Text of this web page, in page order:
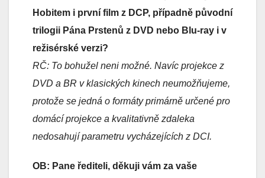
Hobitem i první film z DCP, případně původní
trilogii Pána Prstenů z DVD nebo Blu-ray i v
režisérské verzi?
RČ: To bohužel neni možné. Navíc projekce z
DVD a BR v klasických kinech neumožňujeme,
protože se jedná o formáty primárně určené pro
domácí projekce a kvalitativně zdaleka
nedosahují parametru vycházejících z DCI.
OB: Pane řediteli, děkuji vám za vaše